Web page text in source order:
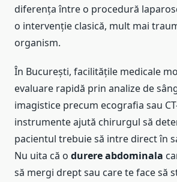
diferența între o procedură
o intervenție clasică, mult mai
organism.
În București, facilitățile medicale
evaluare rapidă prin analize de
imagistice precum ecografia sau
instrumente ajută chirurgul să
pacientul trebuie să intre direct în
Nu uita că o durere abdominala
să mergi drept sau care te face să